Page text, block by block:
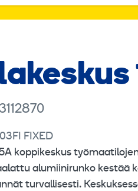
FIXED
koppikeskus
alumiinirunko kestää
turvallisesti.